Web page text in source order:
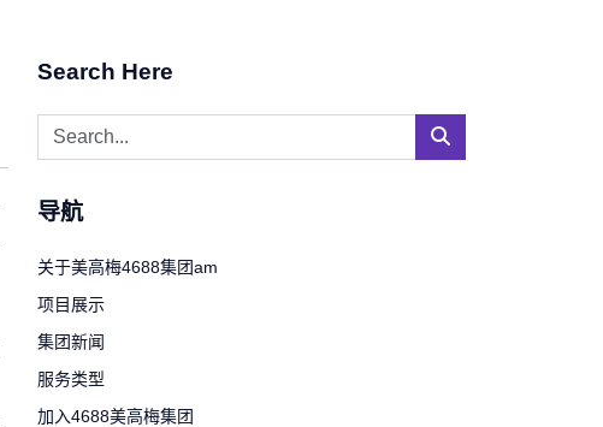
Search Here
导航
关于美高梅4688集团am
项目展示
集团新闻
服务类型
加入4688美高梅集团